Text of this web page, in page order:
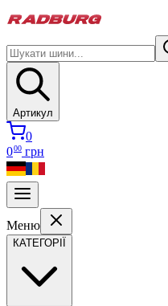
Артикул
0
000 грн
Меню
КАТЕГОРІЇ